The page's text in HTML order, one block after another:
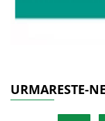
URMARESTE-NE